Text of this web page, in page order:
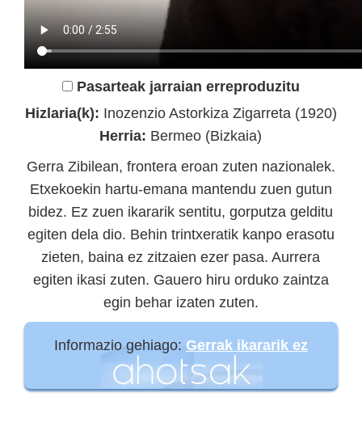
Pasarteak jarraian erreproduzitu
Hizlaria(k): Inozenzio Astorkiza Zigarreta (1920)
Herria: Bermeo (Bizkaia)
Gerra Zibilean, frontera eroan zuten nazionalek.
Etxekoekin hartu-emana mantendu zuen gutun
bidez. Ez zuen ikararik sentitu, gorputza gelditu
egiten dela dio. Behin trintxeratik kanpo erasotu
zieten, baina ez zitzaien ezer pasa. Aurrera
egiten ikasi zuten. Gauero hiru orduko zaintza
egin behar izaten zuten.
Informazio gehiago: Gerrak ikararik ez